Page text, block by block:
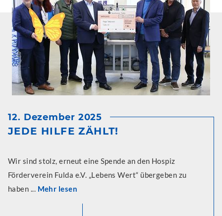
12. Dezember 2025
JEDE HILFE ZÄHLT!
Wir sind stolz, erneut eine Spende an den Hospiz
Förderverein Fulda e.V. „Lebens Wert“ übergeben zu
haben ... Mehr lesen